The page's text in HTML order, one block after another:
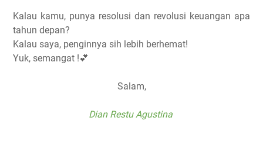
Kalau kamu, punya resolusi dan revolusi keuangan apa
tahun depan?
Kalau saya, penginnya sih lebih berhemat!
Yuk, semangat !💕
Salam,
Dian Restu Agustina